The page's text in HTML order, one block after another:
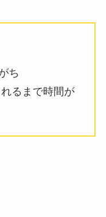
ち
るまで時間が